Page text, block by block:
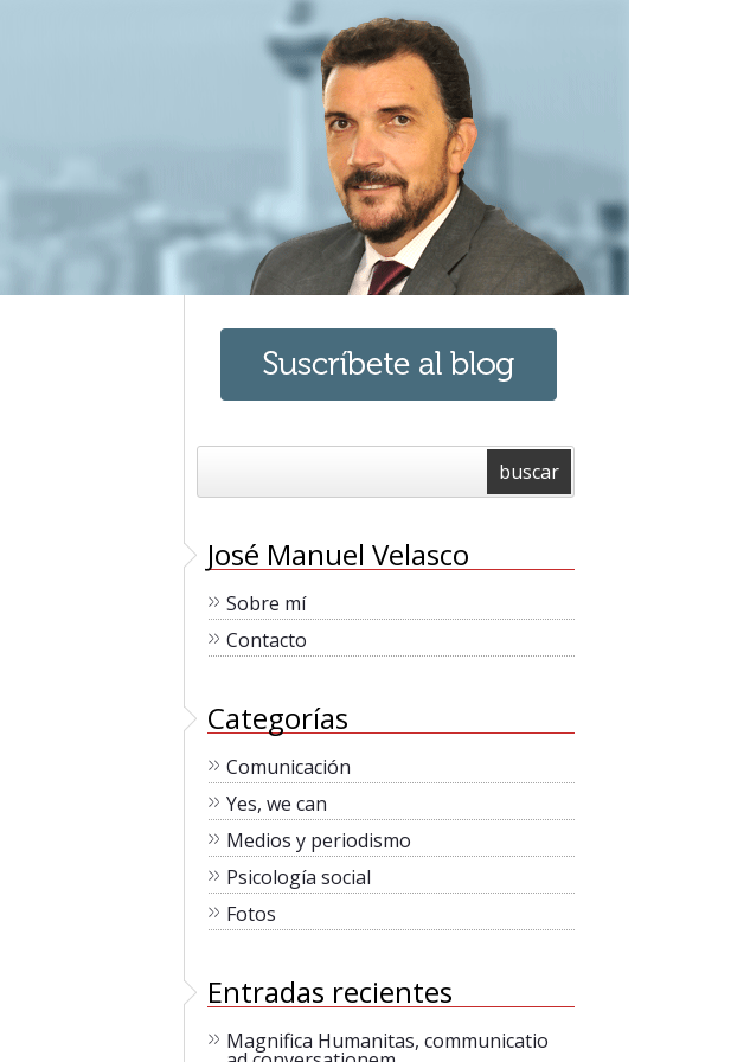
José Manuel Velasco
Sobre mí
Contacto
Categorías
Comunicación
Yes, we can
Medios y periodismo
Psicología social
Fotos
Entradas recientes
Magnifica Humanitas, communicatio